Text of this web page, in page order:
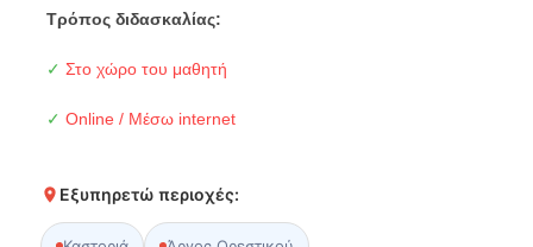
Τρόπος διδασκαλίας:
✓ Στο χώρο του μαθητή
✓ Online / Μέσω internet
Εξυπηρετώ περιοχές: